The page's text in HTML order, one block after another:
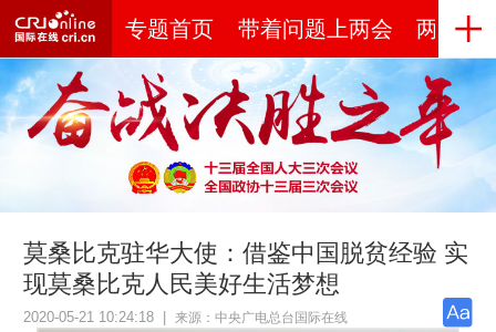
专题首页 带着问题上两会 两会世
莫桑比克驻华大使：借鉴中国脱贫经验 实
现莫桑比克人民美好生活梦想
2020-05-21 10:24:18| 来源：中央广电总台国际在线